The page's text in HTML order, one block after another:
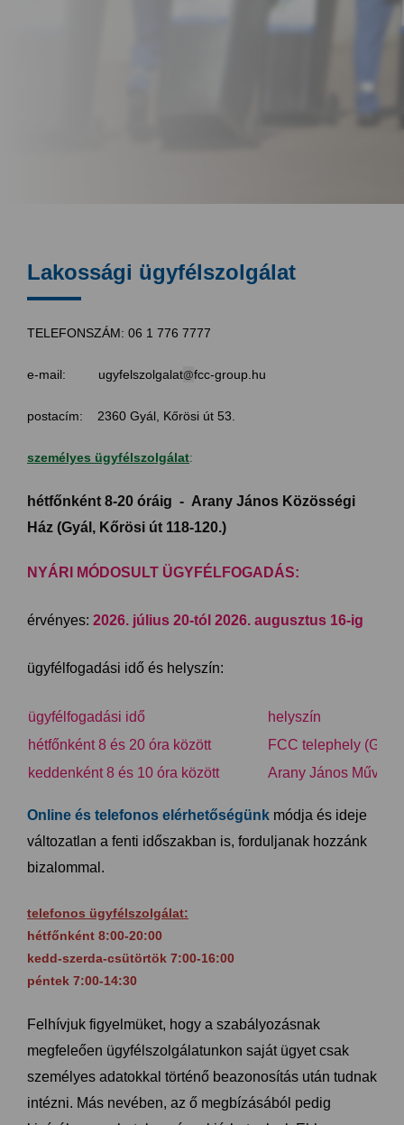
Lakossági ügyfélszolgálat
TELEFONSZÁM: 06 1 776 7777
e-mail: ugyfelszolgalat@fcc-group.hu
postacím: 2360 Gyál, Kőrösi út 53.
személyes ügyfélszolgálat:
hétfőnként 8-20 óráig - Arany János Közösségi
Ház (Gyál, Kőrösi út 118-120.)
NYÁRI MÓDOSULT ÜGYFÉLFOGADÁS:
érvényes: 2026. július 20-tól 2026. augusztus 16-ig
ügyfélfogadási idő és helyszín:
ügyfélfogadási idő
helyszín
hétfőnként 8 és 20 óra között
FCC telephely
keddenként 8 és 10 óra között
Arany János
Online és telefonos elérhetőségünk módja és ideje
változatlan a fenti időszakban is, forduljanak hozzánk
bizalommal.
telefonos ügyfélszolgálat:
hétfőnként 8:00-20:00
kedd-szerda-csütörtök 7:00-16:00
péntek 7:00-14:30
Felhívjuk figyelmüket, hogy a szabályozásnak
megfeleően ügyfélszolgálatunkon saját ügyet csak
személyes adatokkal történő beazonosítás után tudnak
intézni. Más nevében, az ő megbízásából pedig